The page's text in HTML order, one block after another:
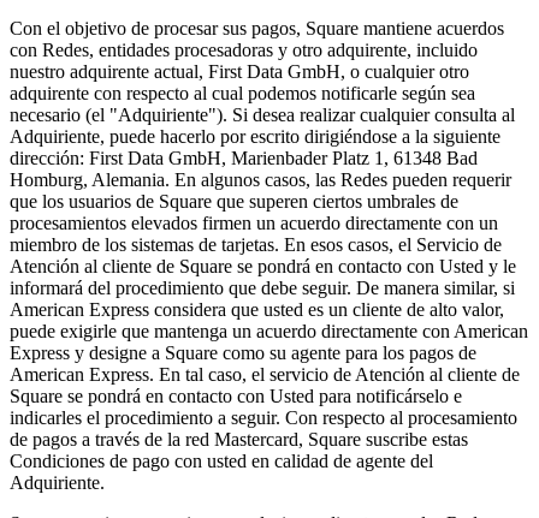
Tipos
Centres d'estètica
Centres de manicura i pedicura
Perruqueries
Centres de benestar
Barberies
Estudis de tatuatges i pírcings
Descobrir
Vista general
Tipos
Llar i reparació
Festivals i esdeveniments
Con el objetivo de procesar sus pagos, Square mantiene acuerdos
con Redes, entidades procesadoras y otro adquirente, incluido
nuestro adquirente actual, First Data GmbH, o cualquier otro
adquirente con respecto al cual podemos notificarle según sea
necesario (el "Adquiriente"). Si desea realizar cualquier consulta al
Adquiriente, puede hacerlo por escrito dirigiéndose a la siguiente
dirección: First Data GmbH, Marienbader Platz 1, 61348 Bad
Homburg, Alemania. En algunos casos, las Redes pueden requerir
que los usuarios de Square que superen ciertos umbrales de
procesamientos elevados firmen un acuerdo directamente con un
miembro de los sistemas de tarjetas. En esos casos, el Servicio de
Atención al cliente de Square se pondrá en contacto con Usted y le
informará del procedimiento que debe seguir. De manera similar, si
American Express considera que usted es un cliente de alto valor,
puede exigirle que mantenga un acuerdo directamente con American
Express y designe a Square como su agente para los pagos de
American Express. En tal caso, el servicio de Atención al cliente de
Square se pondrá en contacto con Usted para notificárselo e
indicarles el procedimiento a seguir. Con respecto al procesamiento
de pagos a través de la red Mastercard, Square suscribe estas
Condiciones de pago con usted en calidad de agente del
Adquiriente.